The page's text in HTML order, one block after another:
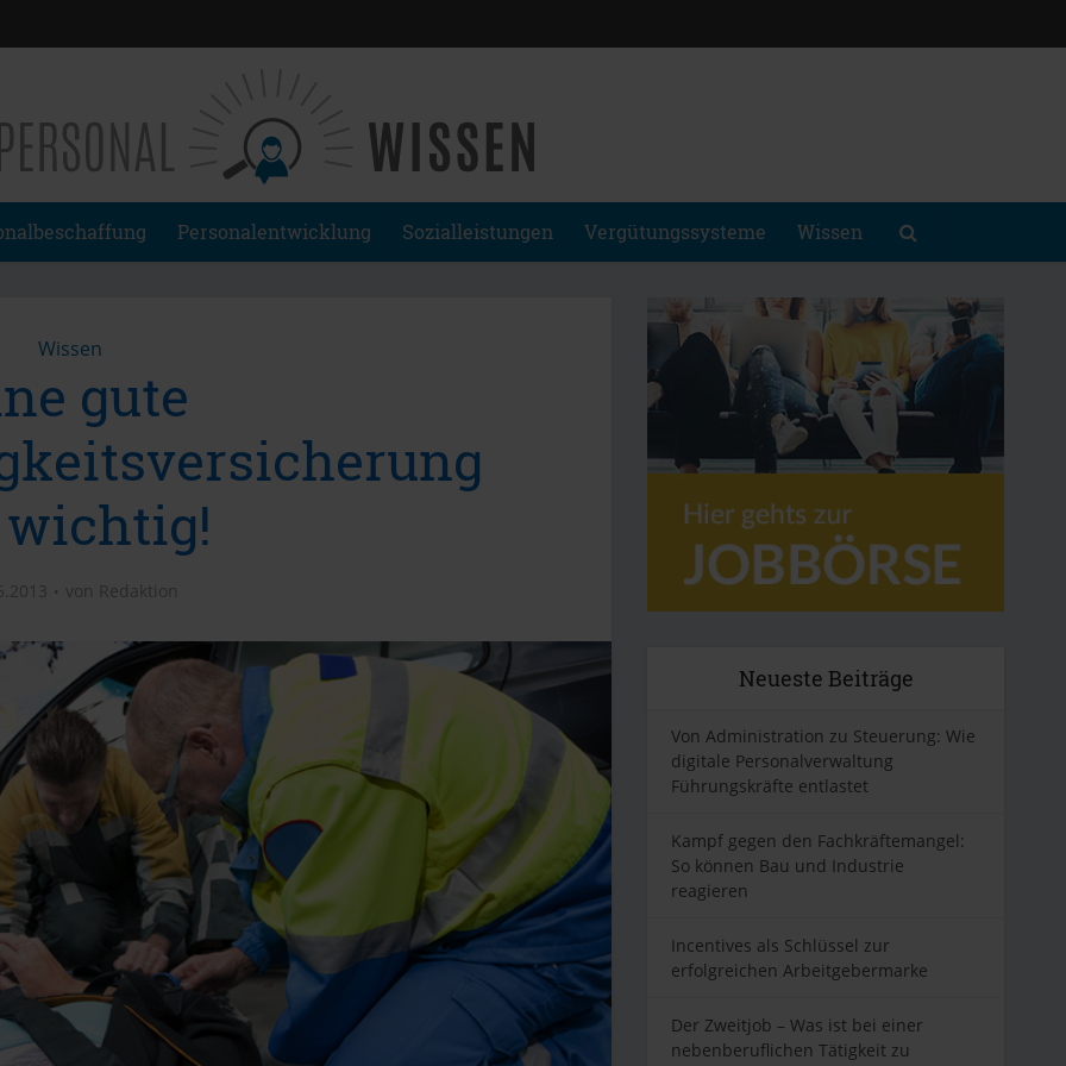
Personalentwicklung Sozialleistungen Vergütungssysteme Wissen
Wissen
gute
von Redaktion
Neueste Beiträge
Von Administration zu Steuerung: Wie
digitale Personalverwaltung
Führungskräfte entlastet
Kampf gegen den Fachkräftemangel:
So können Bau und Industrie
reagieren
Incentives als Schlüssel zur
erfolgreichen Arbeitgebermarke
Der Zweitjob – Was ist bei einer
nebenberuflichen Tätigkeit zu